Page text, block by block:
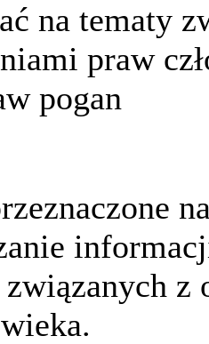
na tematy
praw
pogan
z